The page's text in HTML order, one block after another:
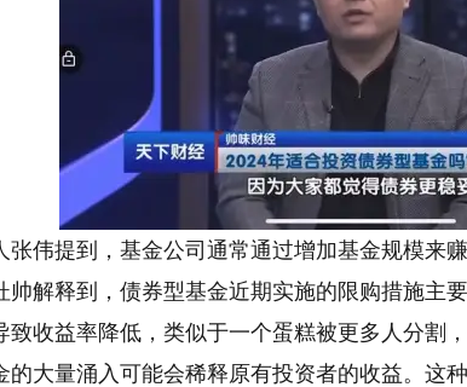
张伟提到，基金公司通常通过增加基金规模来
帅解释到，债券型基金近期实施的限购措施主
致收益率降低，类似于一个蛋糕被更多人分割
的大量涌入可能会稀释原有投资者的收益。这